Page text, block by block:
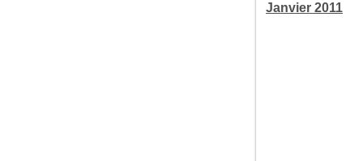
Janvier 2011